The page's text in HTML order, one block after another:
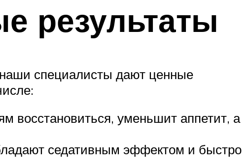
результаты
специалисты дают ценные
восстановиться, уменьшит аппетит, а
седативным эффектом и быстро